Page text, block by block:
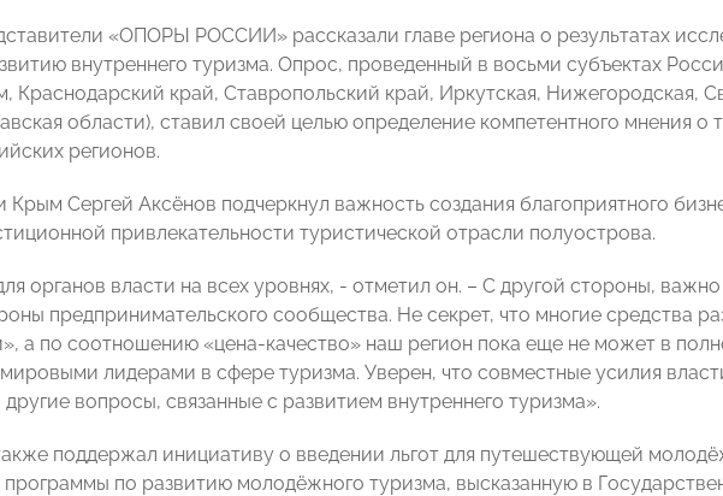
«ОПОРЫ РОССИИ» рассказали главе региона о результатах
внутреннего туризма. Опрос, проведенный в восьми субъектах
Краснодарский край, Ставропольский край, Иркутская, Нижегородская,
области), ставил своей целью определение компетентного мнения о
регионов.
Крым Сергей Аксёнов подчеркнул важность создания благоприятного
привлекательности туристической отрасли полуострова.
органов власти на всех уровнях, - отметил он. – С другой стороны,
предпринимательского сообщества. Не секрет, что многие средства
а по соотношению «цена-качество» наш регион пока еще не может в
лидерами в сфере туризма. Уверен, что совместные усилия
вопросы, связанные с развитием внутреннего туризма».
поддержал инициативу о введении льгот для путешествующей
программы по развитию молодёжного туризма, высказанную в